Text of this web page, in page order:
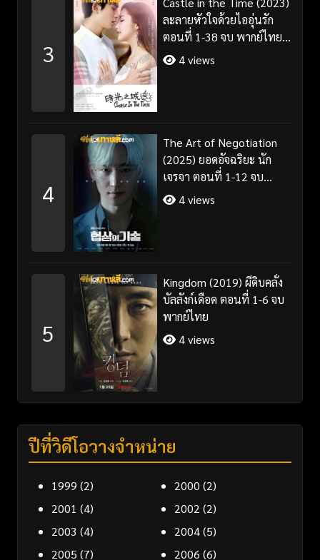
3
ละลายหัวใจด้วยไออุ่นรัก
ตอนที่ 1-38 จบ พากย์ไทย/
ซับไทย
4 views
4
The Art of Negotiation
(2025) ยอดอัจฉริยะ นัก
เจรจา ตอนที่ 1-12 จบ
พากย์ไทย/ซับไทย
4 views
5
Kingdom (2019) ผีดิบคลั่ง
บัลลังก์เดือด ตอนที่ 1-6 จบ
พากย์ไทย
4 views
ปีที่วิดีโอวางจำหน่าย
1999 (2) 2000 (2)
2001 (4) 2002 (2)
2003 (4) 2004(5)
2005 (7) 2006 (6)